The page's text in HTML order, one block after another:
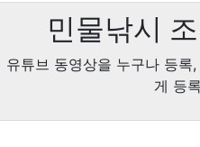
민물낚시
튜브 동영상을 누구나 등
게 등